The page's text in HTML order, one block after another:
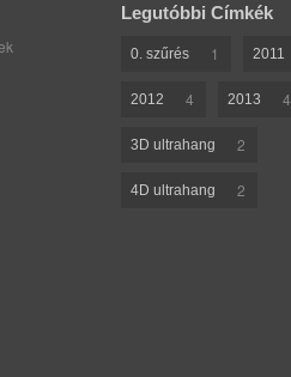
Legutóbbi Címkék
0. szűrés 1 2011
2012 4 2013 4
3D ultrahang 2
4D ultrahang 2